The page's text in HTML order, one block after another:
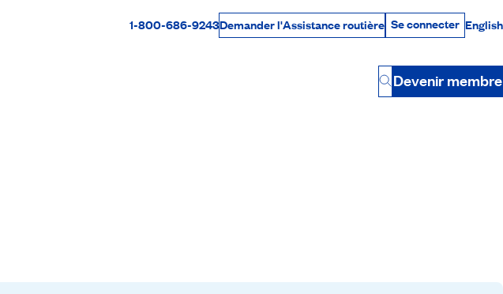
Par téléphone
1-800-686-9243Demander l'Assistance routière Se connecter
Se connecter English
Button
Devenir membre